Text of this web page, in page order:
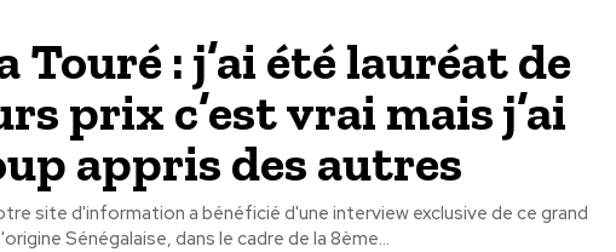
Touré : j’ai été lauréat de
prix c’est vrai mais j’ai
appris des autres
site d'information a bénéficié d'une interview exclusive de ce grand
Sénégalaise, dans le cadre de la 8ème...